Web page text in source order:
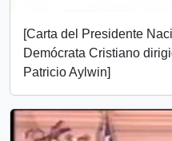
[Carta del Presidente
Demócrata Cristiano
Patricio Aylwin]